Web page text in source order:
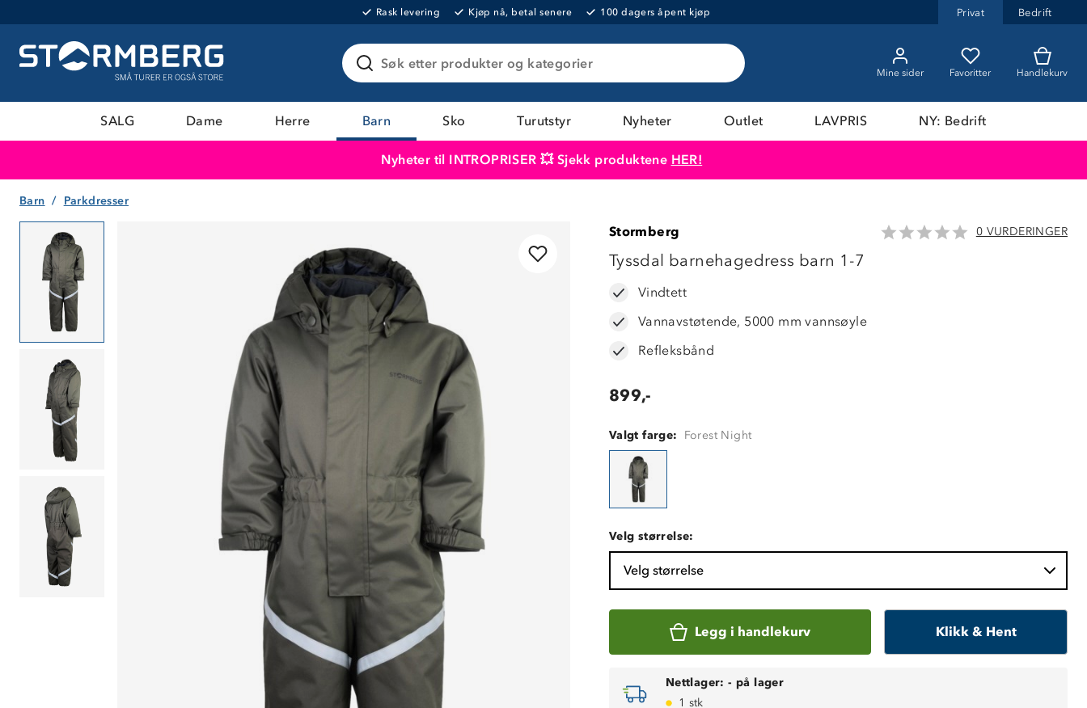
Rask levering Kjøp nå, betal senere 100 dagers åpent kjøp Privat Bedrift
Søk etter produkter og kategorier
Mine sider Favoritter Handlekurv
SALG Dame Herre Barn Sko Turutstyr Nyheter Outlet LAVPRIS NY: Bedrift
Nyheter til INTROPRISER 💥 Sjekk produktene HER!
Barn Parkdresser
Stormberg 0 VURDERINGER
Tyssdal barnehagedress barn 1-7
Vindtett
Vannavstøtende, 5000 mm vannsøyle
Refleksbånd
899,-
Valgt farge: Forest Night
Velg størrelse:
Velg størrelse
Legg i handlekurv Klikk & Hent
Nettlager: - på lager
1 stk